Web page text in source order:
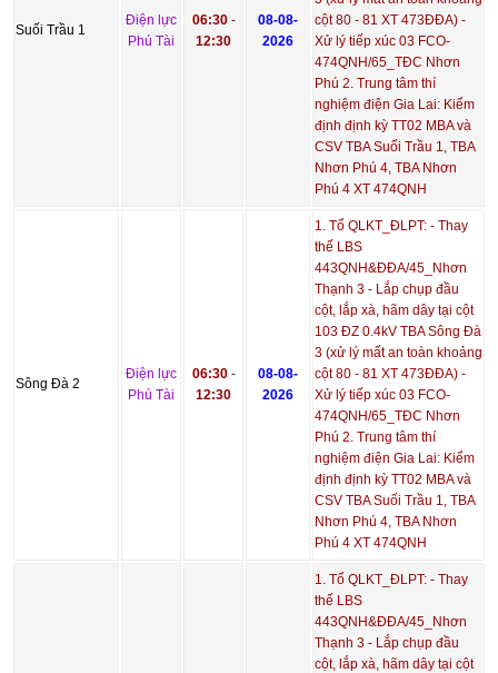
Suối Trầu 1
Điện lực
Phú Tài
06:30-
12:30
08-08-
2026
cột 80 - 81 XT 473ĐĐA) -
Xử lý tiếp xúc 03 FCO-
474QNH/65_TĐC Nhơn
Phú 2. Trung tâm thí
nghiệm điện Gia Lai: Kiểm
định định kỳ TT02 MBA và
CSV TBA Suối Trầu 1, TBA
Nhơn Phú 4, TBA Nhơn
Phú 4 XT 474QNH
Sông Đà 2
Điện lực
Phú Tài
06:30-
12:30
08-08-
2026
1. Tổ QLKT_ĐLPT: - Thay
thế LBS
443QNH&ĐĐA/45_Nhơn
Thạnh 3 - Lắp chụp đầu
cột, lắp xà, hãm dây tại cột
103 ĐZ 0.4kV TBA Sông Đà
3 (xử lý mất an toàn khoảng
cột 80 - 81 XT 473ĐĐA) -
Xử lý tiếp xúc 03 FCO-
474QNH/65_TĐC Nhơn
Phú 2. Trung tâm thí
nghiệm điện Gia Lai: Kiểm
định định kỳ TT02 MBA và
CSV TBA Suối Trầu 1, TBA
Nhơn Phú 4, TBA Nhơn
Phú 4 XT 474QNH
1. Tổ QLKT_ĐLPT: - Thay
thế LBS
443QNH&ĐĐA/45_Nhơn
Thạnh 3 - Lắp chụp đầu
cột, lắp xà, hãm dây tại cột